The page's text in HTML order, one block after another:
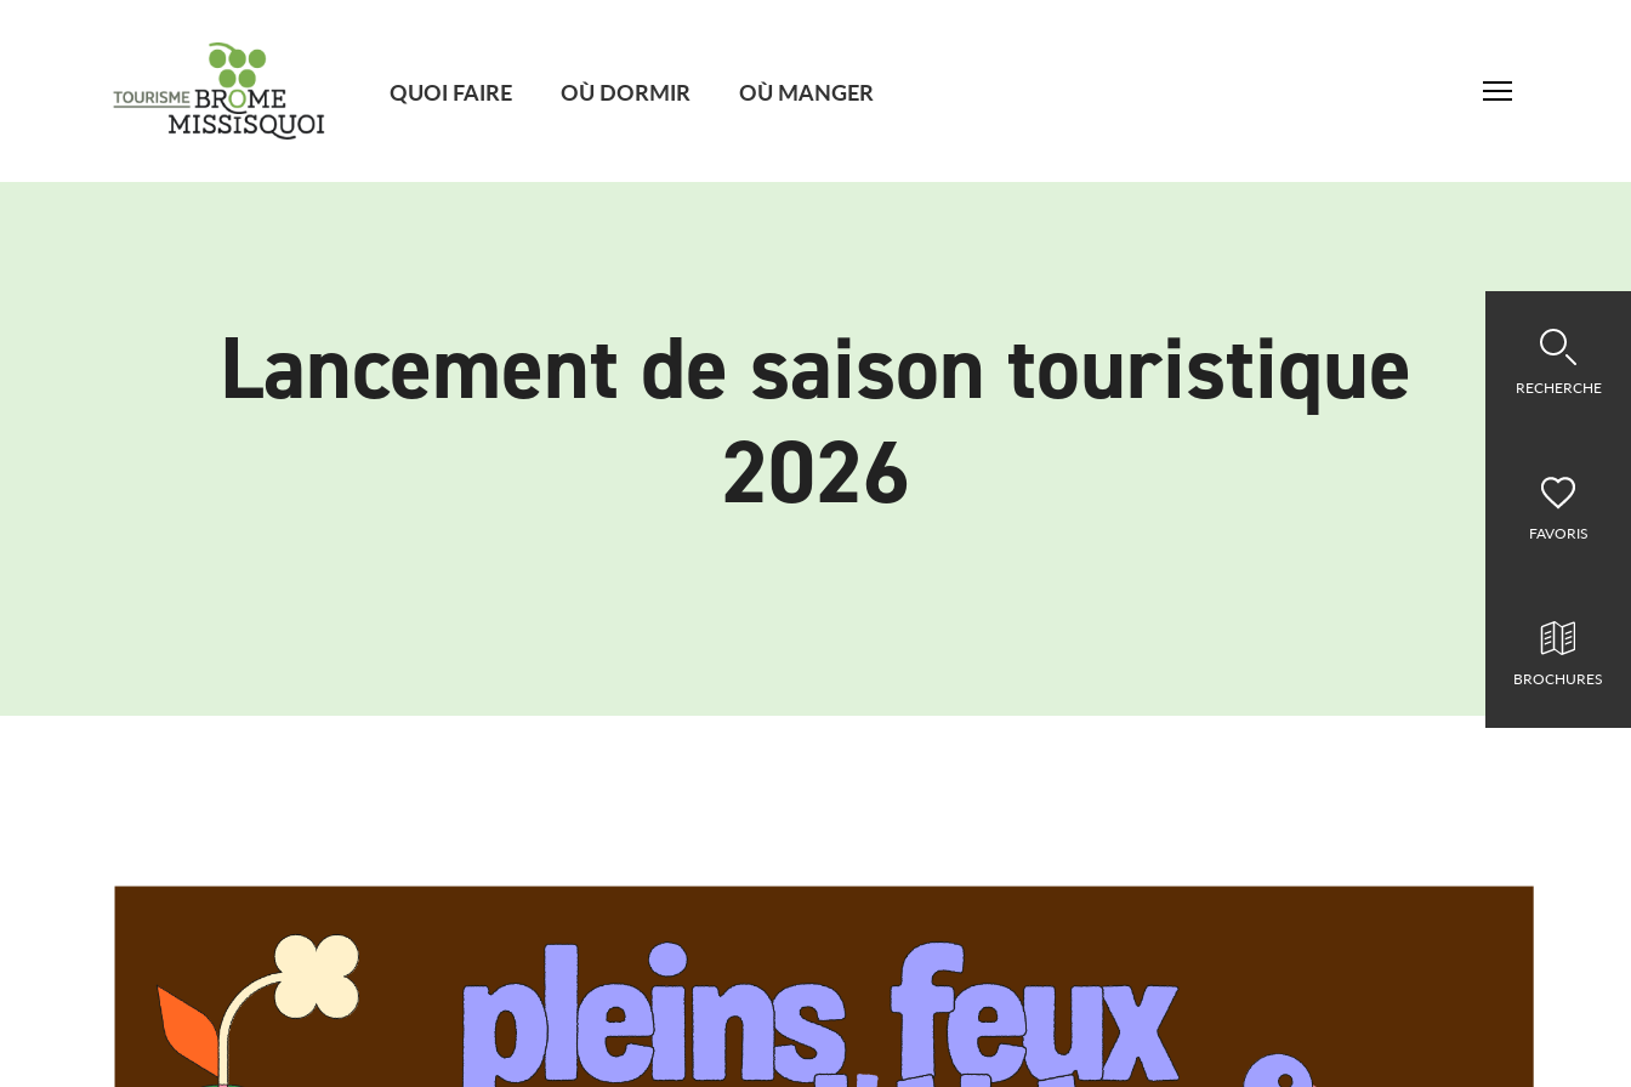
Lancement de saison touristique
2026
QUOI FAIRE OÙ DORMIR OÙ MANGER
RECHERCHE
FAVORIS
BROCHURES